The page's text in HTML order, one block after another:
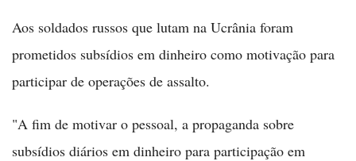
Aos soldados russos que lutam na Ucrânia foram
prometidos subsídios em dinheiro como motivação para
participar de operações de assalto.
"A fim de motivar o pessoal, a propaganda sobre
subsídios diários em dinheiro para participação em